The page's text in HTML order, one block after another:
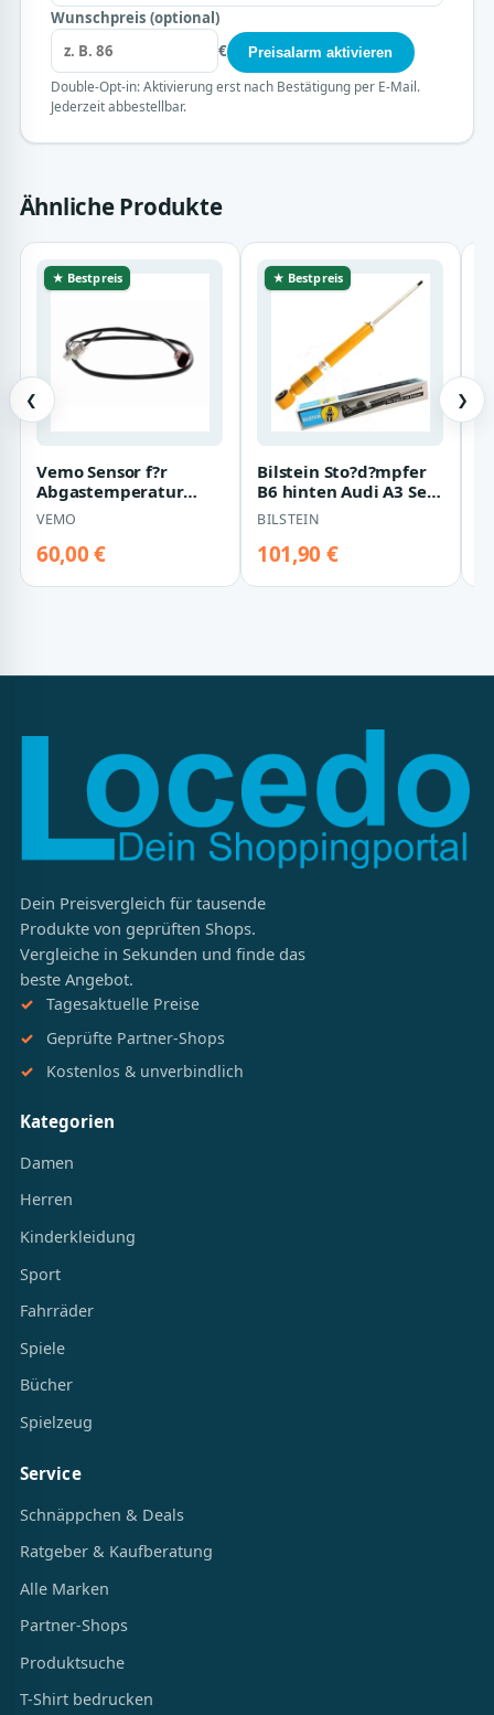
Wunschpreis (optional)
€
Preisalarm aktivieren
Double-Opt-in: Aktivierung erst nach Bestätigung per E-Mail.
Jederzeit abbestellbar.
Ähnliche Produkte
❮
★ Bestpreis
Vemo Sensor f?r
Abgastemperatur
Skoda Superb VW
Passat Touran 2,0
VEMO
60,00 €
★ Bestpreis
Bilstein Sto?d?mpfer
B6 hinten Audi A3 Seat
Alhambra Skoda
Superb VW T…
BILSTEIN
101,90 €
❯
Dein Preisvergleich für tausende
Produkte von geprüften Shops.
Vergleiche in Sekunden und finde das
beste Angebot.
Tagesaktuelle Preise
Geprüfte Partner-Shops
Kostenlos & unverbindlich
Kategorien
Damen
Herren
Kinderkleidung
Sport
Fahrräder
Spiele
Bücher
Spielzeug
Service
Schnäppchen & Deals
Ratgeber & Kaufberatung
Alle Marken
Partner-Shops
Produktsuche
T-Shirt bedrucken